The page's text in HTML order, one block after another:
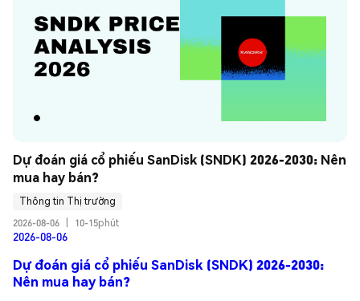
Dự đoán giá cổ phiếu SanDisk (SNDK) 2026-2030: Nên
mua hay bán?
Thông tin Thị trường
2026-08-06
10-15phút
2026-08-06
Dự đoán giá cổ phiếu SanDisk (SNDK) 2026-2030:
Nên mua hay bán?